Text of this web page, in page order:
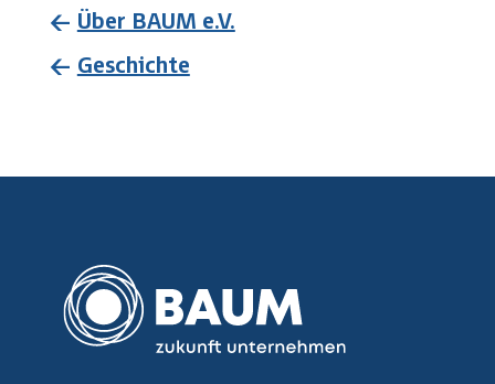
← Über BAUM e.V.
← Geschichte